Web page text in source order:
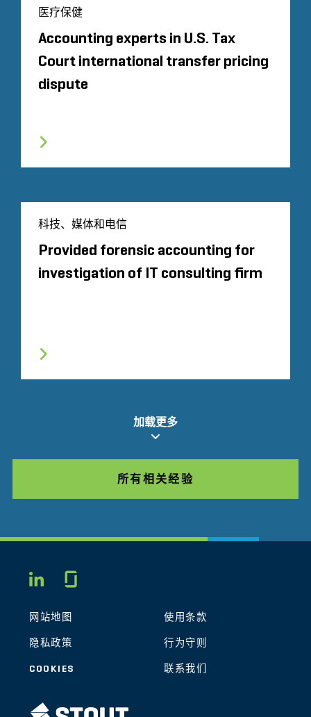
医疗保健
Accounting experts in U.S. Tax
Court international transfer pricing
dispute
科技、媒体和电信
Provided forensic accounting for
investigation of IT consulting firm
加载更多
所有相关经验
LINKEDIN
网站地图 使用条款
隐私政策 行为守则
COOKIES 联系我们
STOUT LOGO